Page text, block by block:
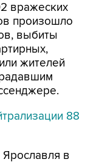
вражеских
произошло
выбиты
жителей
88
в